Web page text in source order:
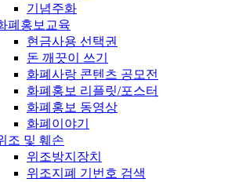
기념주화
폐홍보교육
현금사용 선택권
돈 깨끗이 쓰기
화폐사랑 콘텐츠 공모전
화폐홍보 리플릿/포스터
화폐홍보 동영상
화폐이야기
조 및 훼손
위조방지장치
위조지폐 기번호 검색